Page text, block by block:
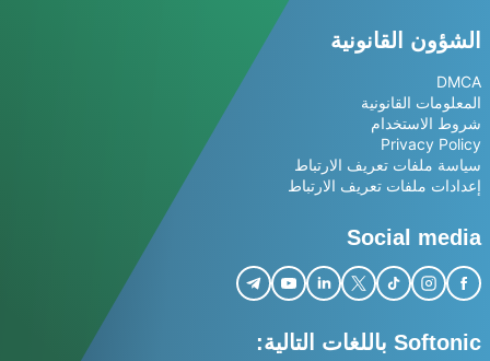
الشؤون القانونية
DMCA
المعلومات القانونية
شروط الاستخدام
Privacy Policy
سياسة ملفات تعريف الارتباط
إعدادات ملفات تعريف الارتباط
Social media
Softonic باللغات التالية: